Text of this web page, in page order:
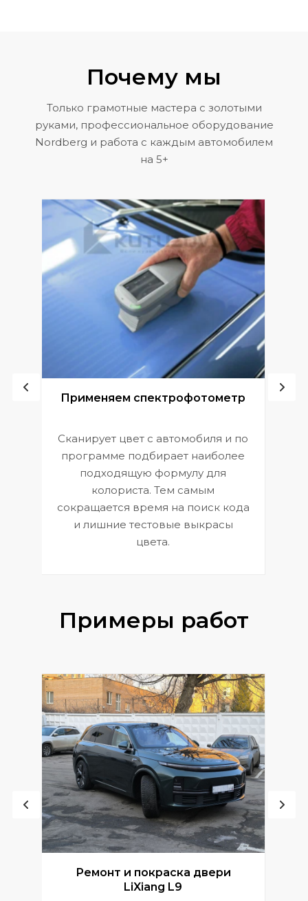
Почему мы
Только грамотные мастера с золотыми
руками, профессиональное оборудование
Nordberg и работа с каждым автомобилем
на 5+
Применяем спектрофотометр
Сканирует цвет с автомобиля и по
программе подбирает наиболее
подходящую формулу для
колориста. Тем самым
сокращается время на поиск кода
и лишние тестовые выкрасы
цвета.
Примеры работ
Ремонт и покраска двери
LiXiang L9